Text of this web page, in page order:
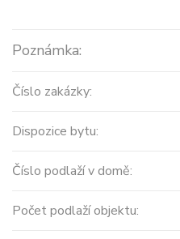
Poznámka:
Číslo zakázky:
Dispozice bytu:
Číslo podlaží v domě:
Počet podlaží objektu: